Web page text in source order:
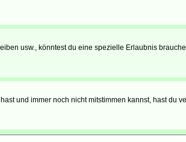
usw., könntest du eine spezielle Erlaubnis
und immer noch nicht mitstimmen kannst, hast du